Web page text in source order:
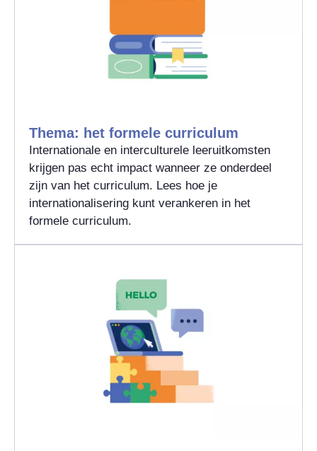
Thema: het formele curriculum
Internationale en interculturele leeruitkomsten
krijgen pas echt impact wanneer ze onderdeel
zijn van het curriculum. Lees hoe je
internationalisering kunt verankeren in het
formele curriculum.